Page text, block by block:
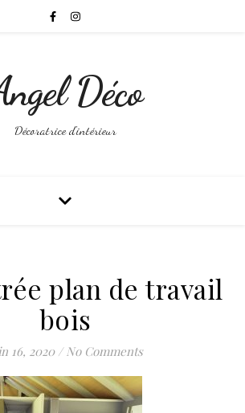
Déco
Décoratrice d'intérieur
plan de travail
bois
16, 2020 / No Comments